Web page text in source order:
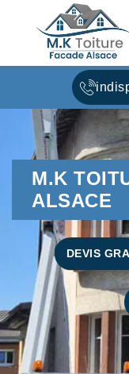
M.K
ALSACE
DEVIS